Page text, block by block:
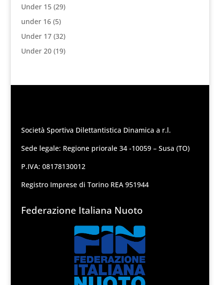
Under 15(29)
under 16(5)
Under 17(32)
Under 20(19)
Società Sportiva Dilettantistica Dinamica a r.l.
Sede legale: Regione priorale 34 -10059 – Susa (TO)
P.IVA: 08178130012
Registro Imprese di Torino REA 951944
Federazione Italiana Nuoto